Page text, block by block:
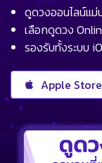
ดูดวงออนไลน์แ
เลือกดูดวง
รองรับทั้งระบบ
Apple